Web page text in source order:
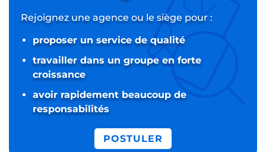
Rejoignez une agence ou le siège pour :
proposer un service de qualité
travailler dans un groupe en forte
croissance
avoir rapidement beaucoup de
responsabilités
POSTULER